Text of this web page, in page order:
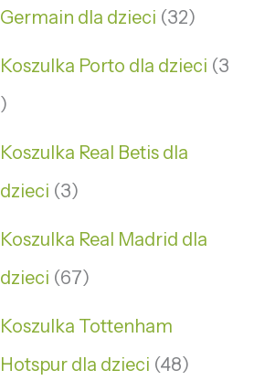
Germain dla dzieci 32
Koszulka Porto dla dzieci 3
Koszulka Real Betis dla
dzieci 3
Koszulka Real Madrid dla
dzieci 67
Koszulka Tottenham
Hotspur dla dzieci 48